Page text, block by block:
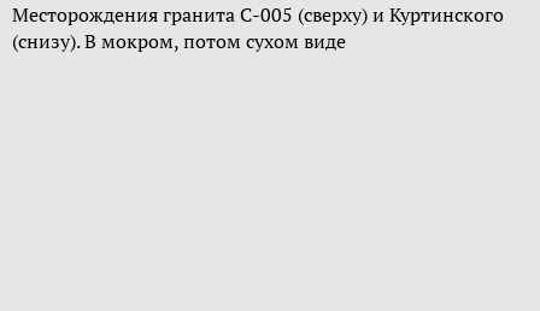
Месторождения гранита С-005 (сверху) и Куртинского
(снизу). В мокром, потом сухом виде